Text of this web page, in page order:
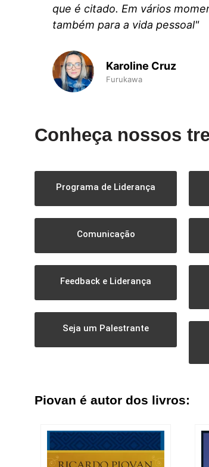
que é citado. Em vários
também para a vida pessoal"
Karoline Cruz
Furukawa
Conheça nossos
Programa de Liderança
Comunicação
Feedback e Liderança
Seja um Palestrante
Piovan é autor dos livros: